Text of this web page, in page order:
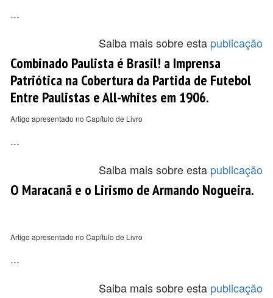
...
Saiba mais sobre esta publicação
Combinado Paulista é Brasil! a Imprensa
Patriótica na Cobertura da Partida de Futebol
Entre Paulistas e All-whites em 1906.
Artigo apresentado no Capítulo de Livro
...
Saiba mais sobre esta publicação
O Maracanã e o Lirismo de Armando Nogueira.
Artigo apresentado no Capítulo de Livro
...
Saiba mais sobre esta publicação